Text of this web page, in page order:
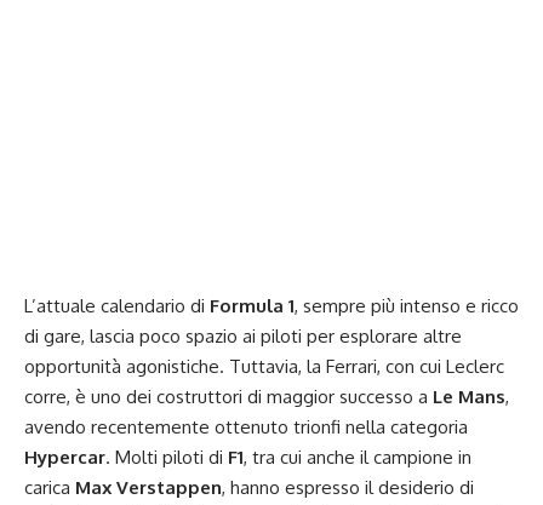
L’attuale calendario di Formula 1, sempre più intenso e ricco
di gare, lascia poco spazio ai piloti per esplorare altre
opportunità agonistiche. Tuttavia, la Ferrari, con cui Leclerc
corre, è uno dei costruttori di maggior successo a Le Mans,
avendo recentemente ottenuto trionfi nella categoria
Hypercar. Molti piloti di F1, tra cui anche il campione in
carica Max Verstappen, hanno espresso il desiderio di